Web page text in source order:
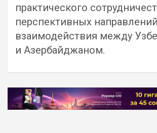
практического
перспективных направлений
взаимодействия между
и Азербайджаном.
Навигация
по